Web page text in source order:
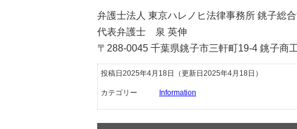
弁護士法人 東京ハレノヒ法律事務所 銚子総
代表弁護士 泉 英伸
〒288-0045 千葉県銚子市三軒町19-4 銚子商
投稿日2025年4月18日 （更新日2025年4月18日）
カテゴリー Information